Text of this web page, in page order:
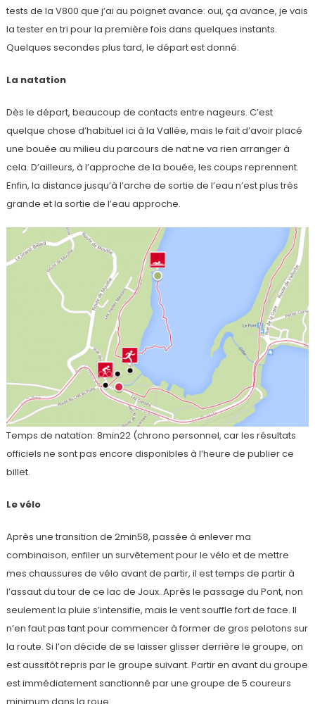
tests de la V800 que j’ai au poignet avance: oui, ça avance, je vais
la tester en tri pour la première fois dans quelques instants.
Quelques secondes plus tard, le départ est donné.
La natation
Dès le départ, beaucoup de contacts entre nageurs. C’est
quelque chose d’habituel ici à la Vallée, mais le fait d’avoir placé
une bouée au milieu du parcours de nat ne va rien arranger à
cela. D’ailleurs, à l’approche de la bouée, les coups reprennent.
Enfin, la distance jusqu’à l’arche de sortie de l’eau n’est plus très
grande et la sortie de l’eau approche.
Temps de natation: 8min22 (chrono personnel, car les résultats
officiels ne sont pas encore disponibles à l’heure de publier ce
billet.
Le vélo
Après une transition de 2min58, passée à enlever ma
combinaison, enfiler un survêtement pour le vélo et de mettre
mes chaussures de vélo avant de partir, il est temps de partir à
l’assaut du tour de ce lac de Joux. Après le passage du Pont, non
seulement la pluie s’intensifie, mais le vent souffle fort de face. Il
n’en faut pas tant pour commencer à former de gros pelotons sur
la route. Si l’on décide de se laisser glisser derrière le groupe, on
est aussitôt repris par le groupe suivant. Partir en avant du groupe
est immédiatement sanctionné par une groupe de 5 coureurs
minimum dans la roue.